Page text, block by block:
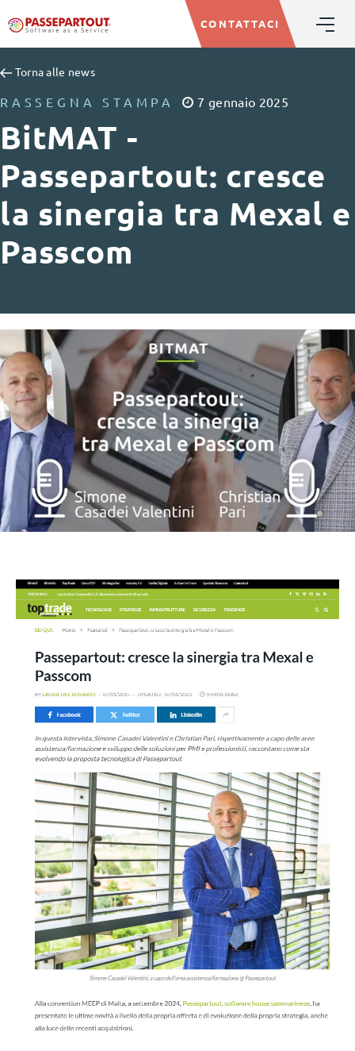
CONTATTACI
Torna alle news
RASSEGNA STAMPA 7 gennaio 2025
BitMAT -
Passepartout: cresce
la sinergia tra Mexal e
Passcom